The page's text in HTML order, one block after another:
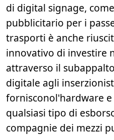
di digital signage,
pubblicitario per i
trasporti è anche
innovativo di investire
attraverso il
digitale agli
fornisconol'hardware
qualsiasi tipo di
compagnie dei mezzi